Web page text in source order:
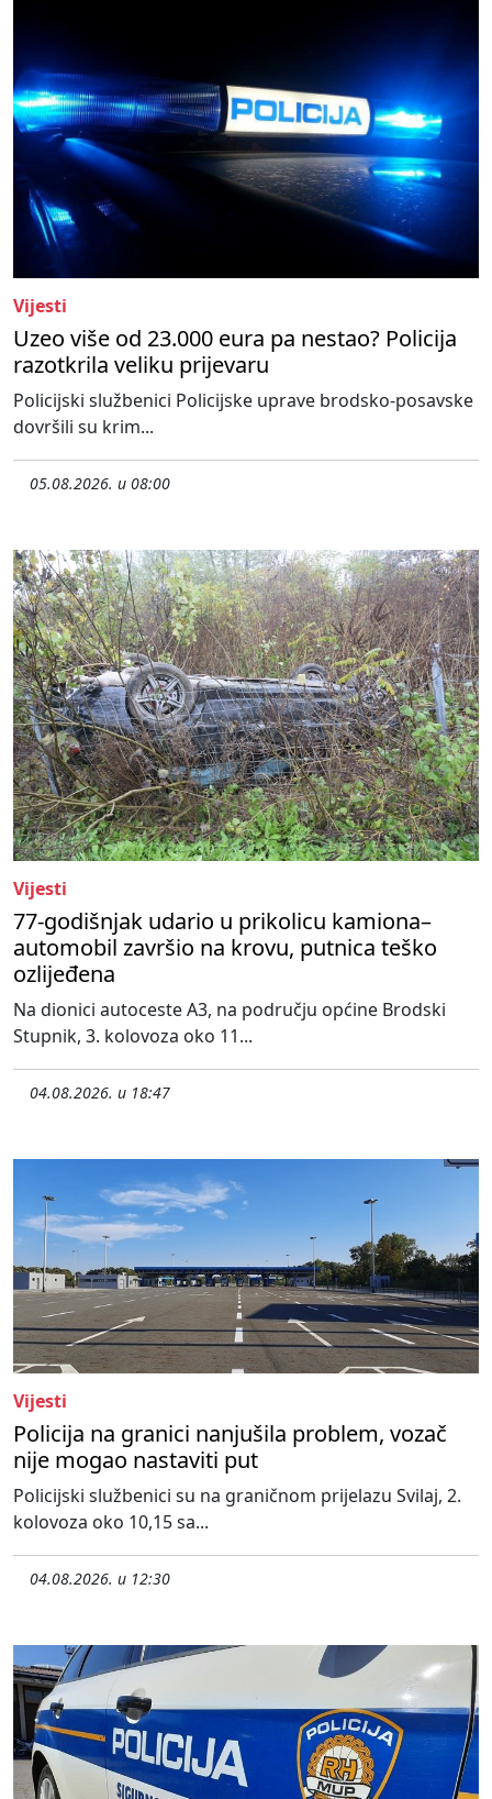
Vijesti
Uzeo više od 23.000 eura pa nestao? Policija
razotkrila veliku prijevaru
Policijski službenici Policijske uprave brodsko-posavske
dovršili su krim...
05.08.2026. u 08:00
Vijesti
77-godišnjak udario u prikolicu kamiona–
automobil završio na krovu, putnica teško
ozlijeđena
Na dionici autoceste A3, na području općine Brodski
Stupnik, 3. kolovoza oko 11...
04.08.2026. u 18:47
Vijesti
Policija na granici nanjušila problem, vozač
nije mogao nastaviti put
Policijski službenici su na graničnom prijelazu Svilaj, 2.
kolovoza oko 10,15 sa...
04.08.2026. u 12:30